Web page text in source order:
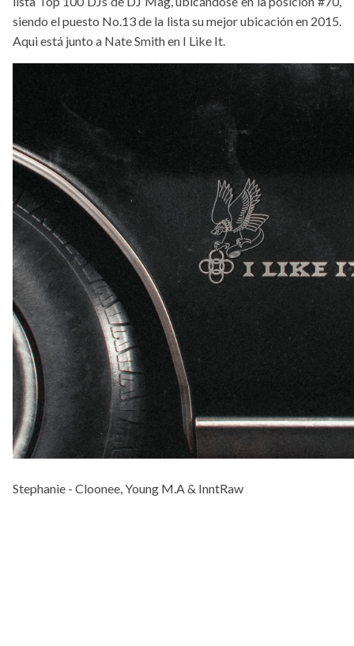
siendo el puesto No.13 de la lista su mejor ubicación en 2015.
Aqui está junto a Nate Smith en I Like It.
Stephanie - Cloonee, Young M.A & InntRaw